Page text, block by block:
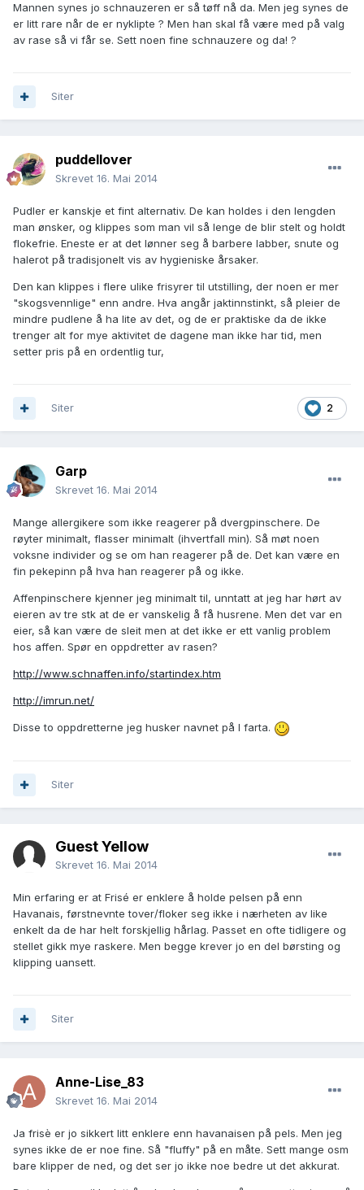
Mannen synes jo schnauzeren er så tøff nå da. Men jeg synes de
er litt rare når de er nyklipte ? Men han skal få være med på valg
av rase så vi får se. Sett noen fine schnauzere og da! ?
Siter
puddellover
Skrevet 16. Mai 2014
Pudler er kanskje et fint alternativ. De kan holdes i den lengden
man ønsker, og klippes som man vil så lenge de blir stelt og holdt
flokefrie. Eneste er at det lønner seg å barbere labber, snute og
halerot på tradisjonelt vis av hygieniske årsaker.
Den kan klippes i flere ulike frisyrer til utstilling, der noen er mer
"skogsvennlige" enn andre. Hva angår jaktinnstinkt, så pleier de
mindre pudlene å ha lite av det, og de er praktiske da de ikke
trenger alt for mye aktivitet de dagene man ikke har tid, men
setter pris på en ordentlig tur,
2
Siter
Garp
Skrevet 16. Mai 2014
Mange allergikere som ikke reagerer på dvergpinschere. De
røyter minimalt, flasser minimalt (ihvertfall min). Så møt noen
voksne individer og se om han reagerer på de. Det kan være en
fin pekepinn på hva han reagerer på og ikke.
Affenpinschere kjenner jeg minimalt til, unntatt at jeg har hørt av
eieren av tre stk at de er vanskelig å få husrene. Men det var en
eier, så kan være de sleit men at det ikke er ett vanlig problem
hos affen. Spør en oppdretter av rasen?
http://www.schnaffen.info/startindex.htm
http://imrun.net/
Disse to oppdretterne jeg husker navnet på I farta.
Siter
Guest Yellow
Skrevet 16. Mai 2014
Min erfaring er at Frisé er enklere å holde pelsen på enn
Havanais, førstnevnte tover/floker seg ikke i nærheten av like
enkelt da de har helt forskjellig hårlag. Passet en ofte tidligere og
stellet gikk mye raskere. Men begge krever jo en del børsting og
klipping uansett.
Siter
Anne-Lise_83
Skrevet 16. Mai 2014
Ja frisè er jo sikkert litt enklere enn havanaisen på pels. Men jeg
synes ikke de er noe fine. Så "fluffy" på en måte. Sett mange osm
bare klipper de ned, og det ser jo ikke noe bedre ut det akkurat.